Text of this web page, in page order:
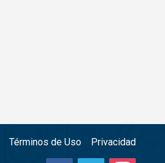
Términos de Uso Privacidad